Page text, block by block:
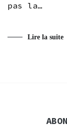
pas la…
Lire la suite